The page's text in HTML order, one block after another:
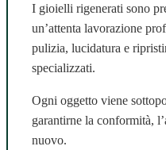
I gioielli rigenerati sono
un’attenta lavorazione
pulizia, lucidatura e
specializzati.
Ogni oggetto viene
garantirne la conformità,
nuovo.